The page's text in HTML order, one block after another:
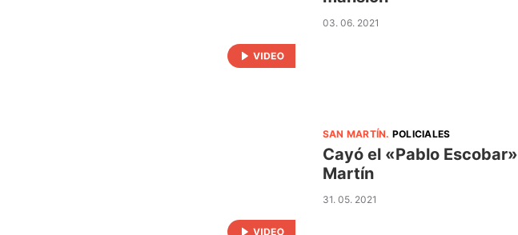
03. 06. 2021
SAN MARTÍN. POLICIALES
Cayó el «Pablo
Martín
31. 05. 2021